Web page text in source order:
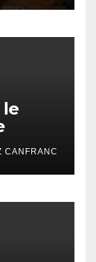
le
CANFRANC